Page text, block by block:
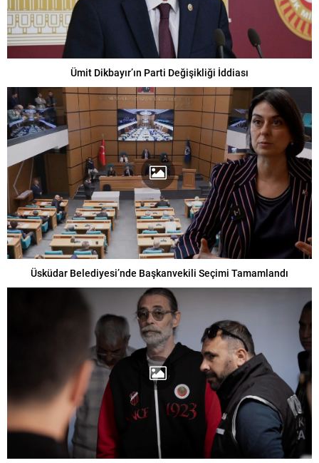
Ümit Dikbayır’ın Parti Değişikliği İddiası
Üsküdar Belediyesi’nde Başkanvekili Seçimi Tamamlandı